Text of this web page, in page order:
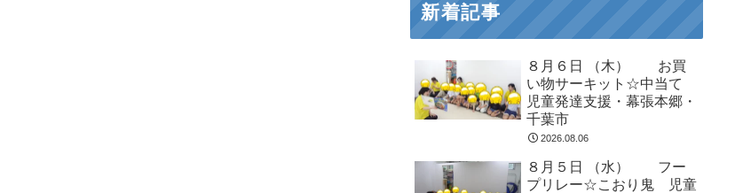
新着記事
８月６日 （木） お買
い物サーキット☆中当て
児童発達支援・幕張本郷・
千葉市
2026.08.06
８月５日 （水） フー
プリレー☆こおり鬼 児童